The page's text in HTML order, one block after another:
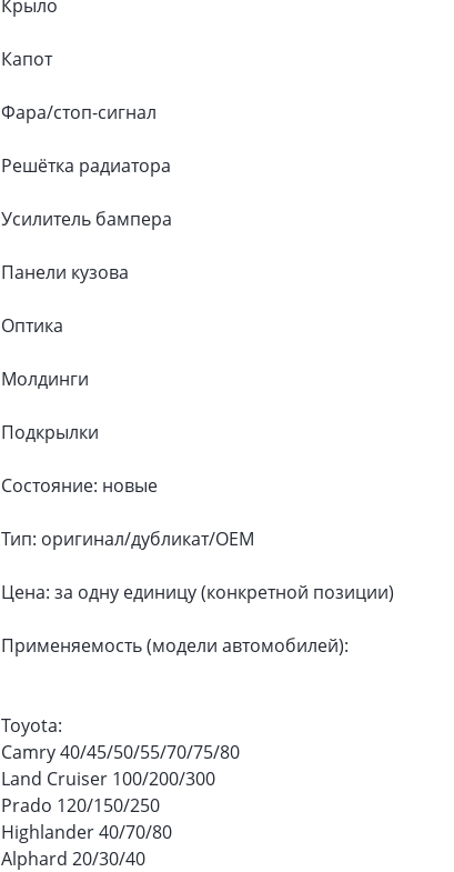
Крыло
Капот
Фара/стоп-сигнал
Решётка радиатора
Усилитель бампера
Панели кузова
Оптика
Молдинги
Подкрылки
Состояние: новые
Тип: оригинал/дубликат/OEM
Цена: за одну единицу (конкретной позиции)
Применяемость (модели автомобилей):
Toyota:
Camry 40/45/50/55/70/75/80
Land Cruiser 100/200/300
Prado 120/150/250
Highlander 40/70/80
Alphard 20/30/40